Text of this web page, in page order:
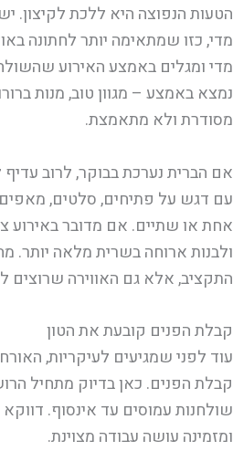
הטעות הנפוצה היא ללכת לקיצון.
מדי, כזו שמתאימה יותר לחתונה
מדי ומגלים באמצע האירוע
נמצא באמצע – מגוון טוב, מנות
מסודרת ולא מתאמצת.
אם הברית נערכת בבוקר, לרוב
עם דגש על פתיחים, סלטים,
אחת או שתיים. אם מדובר באירוע
ולבנות ארוחה בשרית מלאה יותר.
התקציב, אלא גם האווירה שרוצים
קבלת הפנים קובעת את הטון
עוד לפני שמגיעים לעיקריות,
קבלת הפנים. כאן בדיוק מתחיל
שולחנות עמוסים עד אינסוף.
ומזמינה עושה עבודה מצוינת.